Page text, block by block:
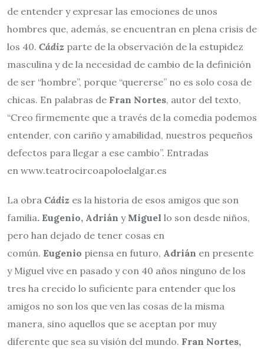
de entender y expresar las emociones de unos
hombres que, además, se encuentran en plena crisis de
los 40. Cádiz parte de la observación de la estupidez
masculina y de la necesidad de cambio de la definición
de ser “hombre”, porque “quererse” no es solo cosa de
chicas. En palabras de Fran Nortes, autor del texto,
“Creo firmemente que a través de la comedia podemos
entender, con cariño y amabilidad, nuestros pequeños
defectos para llegar a ese cambio”. Entradas
en www.teatrocircoapoloelalgar.es
La obra Cádiz es la historia de esos amigos que son
familia. Eugenio, Adrián yMiguel lo son desde niños,
pero han dejado de tener cosas en
común. Eugenio piensa en futuro, Adrián en presente
y Miguel vive en pasado y con 40 años ninguno de los
tres ha crecido lo suficiente para entender que los
amigos no son los que ven las cosas de la misma
manera, sino aquellos que se aceptan por muy
diferente que sea su visión del mundo. Fran Nortes,